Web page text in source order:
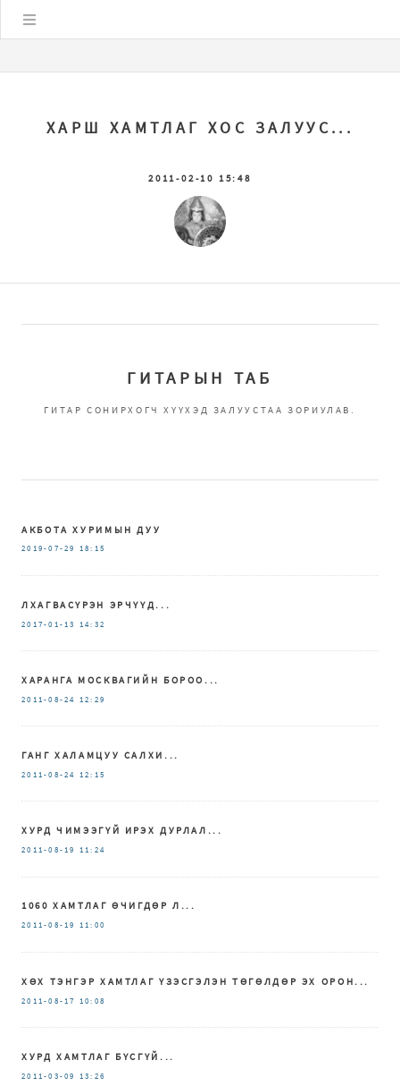
ХАРШ ХАМТЛАГ ХОС ЗАЛУУС...
2011-02-10 15:48
ГИТАРЫН ТАБ
ГИТАР СОНИРХОГЧ ХҮҮХЭД ЗАЛУУСТАА ЗОРИУЛАВ.
АКБОТА ХУРИМЫН ДУУ
2019-07-29 18:15
ЛХАГВАСҮРЭН ЭРЧҮҮД...
2017-01-13 14:32
ХАРАНГА МОСКВАГИЙН БОРОО...
2011-08-24 12:29
ГАНГ ХАЛАМЦУУ САЛХИ...
2011-08-24 12:15
ХУРД ЧИМЭЭГҮЙ ИРЭХ ДУРЛАЛ...
2011-08-19 11:24
1060 ХАМТЛАГ ӨЧИГДӨР Л...
2011-08-19 11:00
ХӨХ ТЭНГЭР ХАМТЛАГ ҮЗЭСГЭЛЭН ТӨГӨЛДӨР ЭХ ОРОН...
2011-08-17 10:08
ХУРД ХАМТЛАГ БҮСГҮЙ...
2011-03-09 13:26